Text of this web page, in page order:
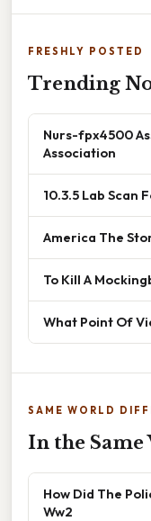
FRESHLY POSTED
Trending
Nurs-fpx4500
Association
10.3.5 Lab Scan
America The
To Kill A
What Point Of
SAME WORLD
In the Same
How Did The
Ww2